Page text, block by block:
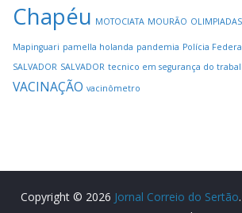
Chapéu MOTOCIATA MOURÃO OLIMPIADAS
Mapinguari pamella holanda pandemia Polícia
SALVADOR SALVADOR tecnico em segurança do
VACINAÇÃO vacinômetro
Copyright © 2026 Jornal Correio do Sertão